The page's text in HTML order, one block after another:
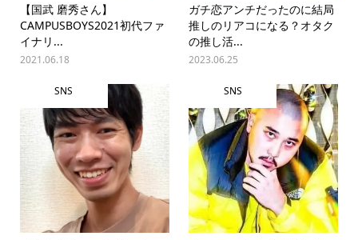
【国武 磨秀さん】
CAMPUSBOYS2021初代ファ
イナリ...
2021.06.18
ガチ恋アンチだったのに結局
推しのリアコになる？オタク
の推し活...
2023.06.25
SNS SNS